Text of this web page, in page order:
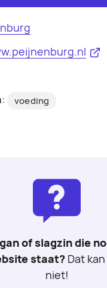
voeding
of slagzin die
staat? Dat
niet!